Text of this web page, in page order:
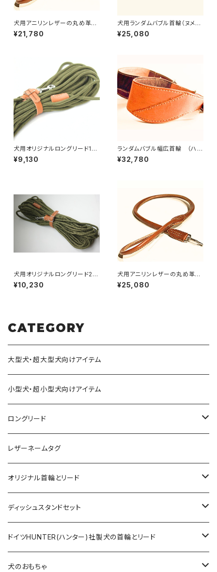
犬用アニリンレザーの丸め革シ
ョートリード60cm 【受注製
作】LOVE&PEACE&DOGSオリ
¥21,780
犬用ランダムバブル首輪（ヌメ革
ハンドメイド）40〜49cmま
で 【受注製作】LOVE＆PEAC
¥25,080
犬用オリジナルロングリード15
m（中型犬・大型犬・超大型犬向
け）【受注製作】LOVE&PEACE
¥9,130
ランダムバブル幅広首輪 （ハン
ドメイドヌメ革首輪）首周りサイ
ズ60〜69cmまで 【受注製
¥32,780
犬用オリジナルロングリード20
m（中型犬・大型犬・超大型犬向
け）【受注製作】LOVE&PEACE
¥10,230
犬用アニリンレザーの丸め革プ
レーンリード90cm 【受注製
作】LOVE&PEACE&DOGSオリ
¥25,080
CATEGORY
大型犬・超大型犬向けアイテム
小型犬・超小型犬向けアイテム
ロングリード
オリジナル軽量ロングリード
オリジナルロングリード
レザーネームタグ
オリジナル首輪とリード
ロープとヌメ革の首輪とリード
ヌメ革の首輪とリード
アニリンレザーの首輪とリード
ディッシュスタンドセット
無垢の木とステンレスのディッシュスタンドセット
超小型犬〜中型犬サイズ
無垢の木と陶器のディッシュスタンドセット
ドイツHUNTER(ハンター)社製犬の首輪とリード
HUNTER(ハンター）社製首輪
犬のおもちゃ